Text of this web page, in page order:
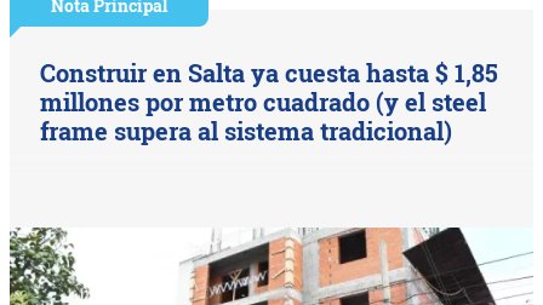
Nota Principal
Construir en Salta ya cuesta hasta $ 1,85
millones por metro cuadrado (y el steel
frame supera al sistema tradicional)